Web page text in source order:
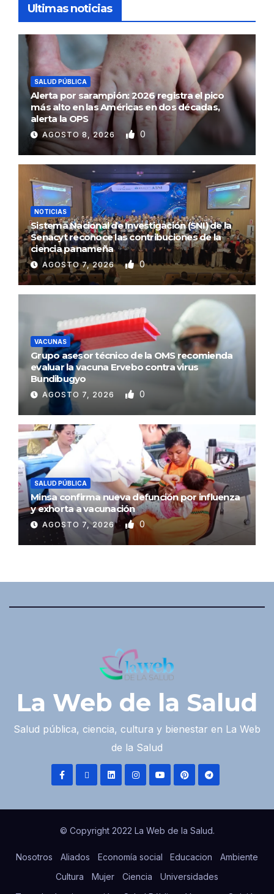
Ultimas noticias
SALUD PÚBLICA
Alerta por sarampión: 2026 registra el pico
más alto en las Américas en dos décadas,
alerta la OPS
AGOSTO 8, 2026 0
NOTICIAS
Sistema Nacional de Investigación (SNI) de la
Senacyt reconoce las contribuciones de la
ciencia panameña
AGOSTO 7, 2026 0
VACUNAS
Grupo asesor técnico de la OMS recomienda
evaluar la vacuna Ervebo contra virus
Bundibugyo
AGOSTO 7, 2026 0
SALUD PÚBLICA
Minsa confirma nueva defunción por influenza
y exhorta a vacunación
AGOSTO 7, 2026 0
La Web de la Salud
Salud pública, ciencia, cultura y bienestar en La Web
de la Salud
© Copyright 2022 La Web de la Salud.
Nosotros Aliados Economía social Educacion
Ambiente
Cultura
Mujer Ciencia
Universidades